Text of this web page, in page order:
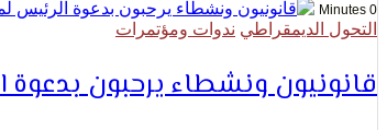
0 Minutes
التحول الديمقراطي ندوات ومؤتمرات
قانونيون ونشطاء يرحبون بدعوة